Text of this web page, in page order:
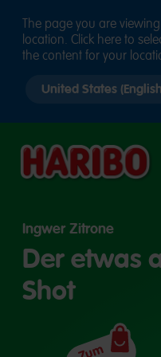
Ingwer Zitrone
Der etwas
Shot
The page you are
location. Click here to
the content for your
country